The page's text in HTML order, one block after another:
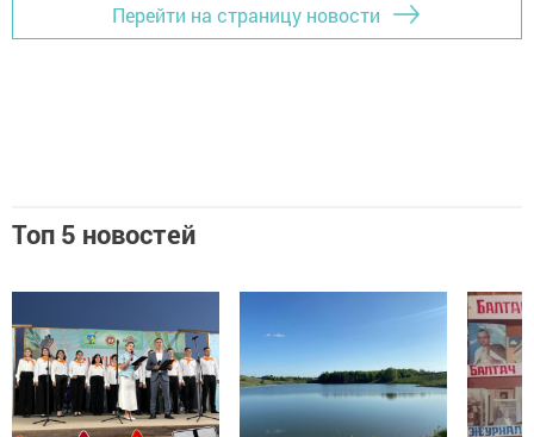
Перейти на страницу новости
Топ 5 новостей